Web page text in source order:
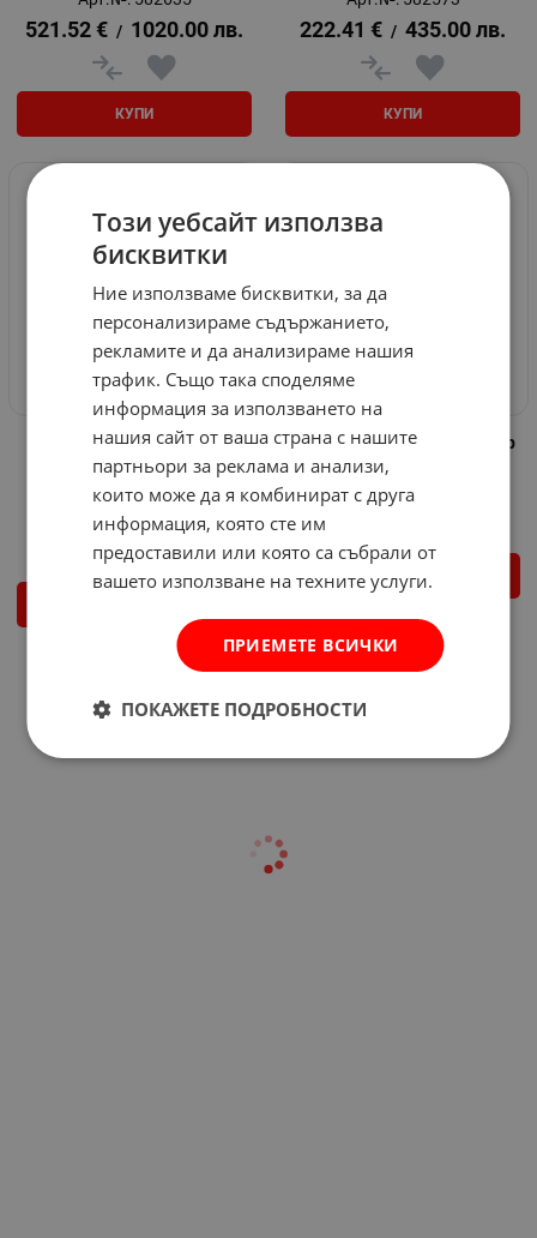
521.52 € / 1020.00 лв.
КУПИ
222.41 € / 435.00 лв.
КУПИ
Електропастир Hot Shock
A50 Horizont Agrar
Арт.№: 550566
296.04 € / 579.00 лв.
Комбиниран електропастир
TRAPPER AN120
Арт.№: 582902
ДЕТАЙЛИ
Този уебсайт използва
бисквитки
Ние използваме бисквитки, за да
персонализираме съдържанието,
рекламите и да анализираме нашия
трафик. Също така споделяме
информация за използването на
нашия сайт от ваша страна с нашите
партньори за реклама и анализи,
които може да я комбинират с друга
информация, която сте им
предоставили или която са събрали от
вашето използване на техните услуги.
ПРИЕМЕТЕ ВСИЧКИ
ПОКАЖЕТЕ ПОДРОБНОСТИ